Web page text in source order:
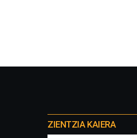
proyectos
ZIENTZIA KAIERA